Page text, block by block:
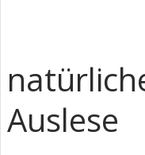
Auslese